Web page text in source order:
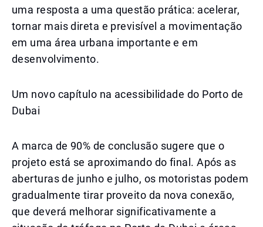
uma resposta a uma questão prática: acelerar,
tornar mais direta e previsível a movimentação
em uma área urbana importante e em
desenvolvimento.
Um novo capítulo na acessibilidade do Porto de
Dubai
A marca de 90% de conclusão sugere que o
projeto está se aproximando do final. Após as
aberturas de junho e julho, os motoristas podem
gradualmente tirar proveito da nova conexão,
que deverá melhorar significativamente a